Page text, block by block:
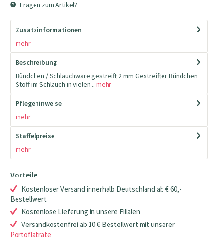
Fragen zum Artikel?
Zusatzinformationen
mehr
Beschreibung
Bündchen / Schlauchware gestreift 2 mm Gestreifter Bündchen
Stoff im Schlauch in vielen... mehr
Pflegehinweise
mehr
Staffelpreise
mehr
Vorteile
Kostenloser Versand innerhalb Deutschland ab € 60,-
Bestellwert
Kostenlose Lieferung in unsere Filialen
Versandkostenfrei ab 10 € Bestellwert mit unserer
Portoflatrate